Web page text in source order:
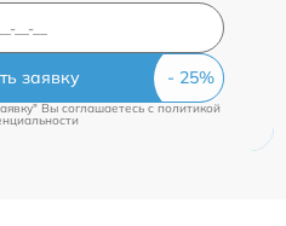
заявку
Вы соглашаетесь c политикой